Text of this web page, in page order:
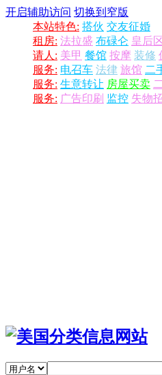
开启辅助访问 切换到窄版
本站特色: 搭伙 交友征婚
租房: 法拉盛 布碌仑 皇后
请人: 美甲 餐馆 按摩 装修
服务: 电召车 法律 旅馆 二
服务: 生意转让 房屋买卖
服务: 广告印刷 监控 失物